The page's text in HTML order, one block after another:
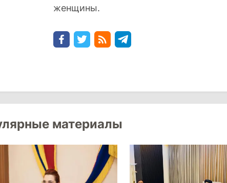
женщины.
материалы